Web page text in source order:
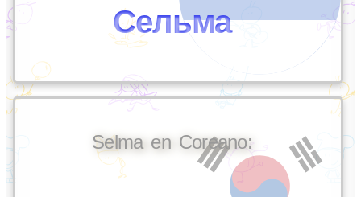
Сельма
Selma en Coreano: